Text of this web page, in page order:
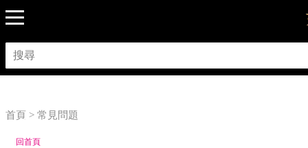
首頁 > 常見問題
回首頁